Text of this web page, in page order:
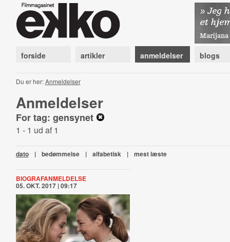
forside artikler anmeldelser blogs
Du er her:Anmeldelser
Anmeldelser
For tag: gensynet
1 - 1 ud af 1
dato | bedømmelse | alfabetisk | mest læste
BIOGRAFANMELDELSE
05. OKT. 2017 | 09:17